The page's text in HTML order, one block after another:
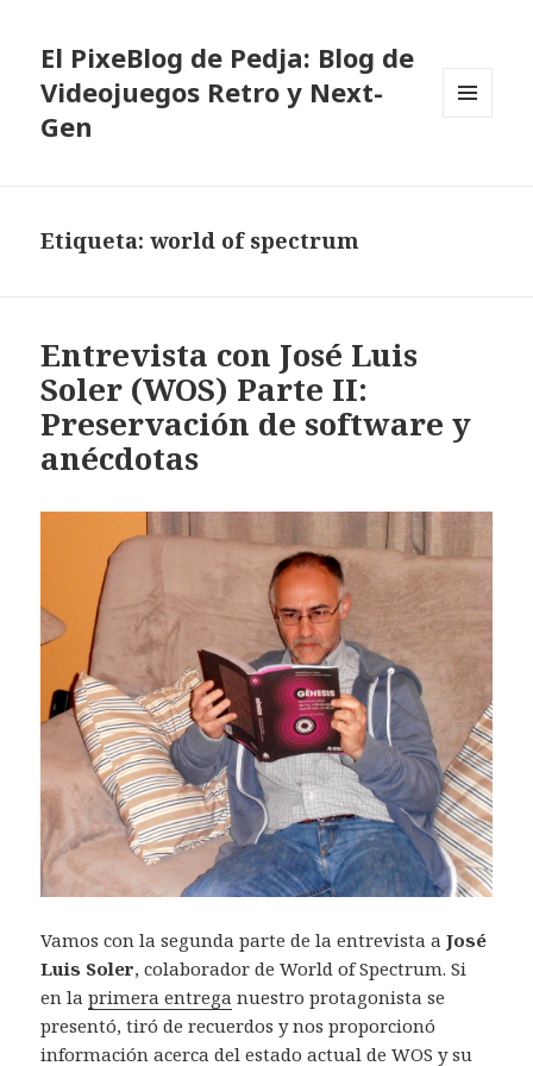
El PixeBlog de Pedja: Blog de
Videojuegos Retro y Next-
Gen
Etiqueta:world of spectrum
Entrevista con José Luis
Soler (WOS) Parte II:
Preservación de software y
anécdotas
Vamos con la segunda parte de la entrevista aJosé
Luis Soler, colaborador de World of Spectrum. Si
en laprimera entrega nuestro protagonista se
presentó, tiró de recuerdos y nos proporcionó
información acerca del estado actual de WOS y su